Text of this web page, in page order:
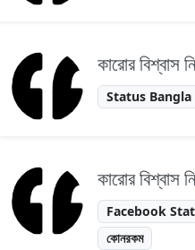
কারোর বিশ্বাস
Status Bangla
কারোর বিশ্বাস
Facebook
কোনরকম